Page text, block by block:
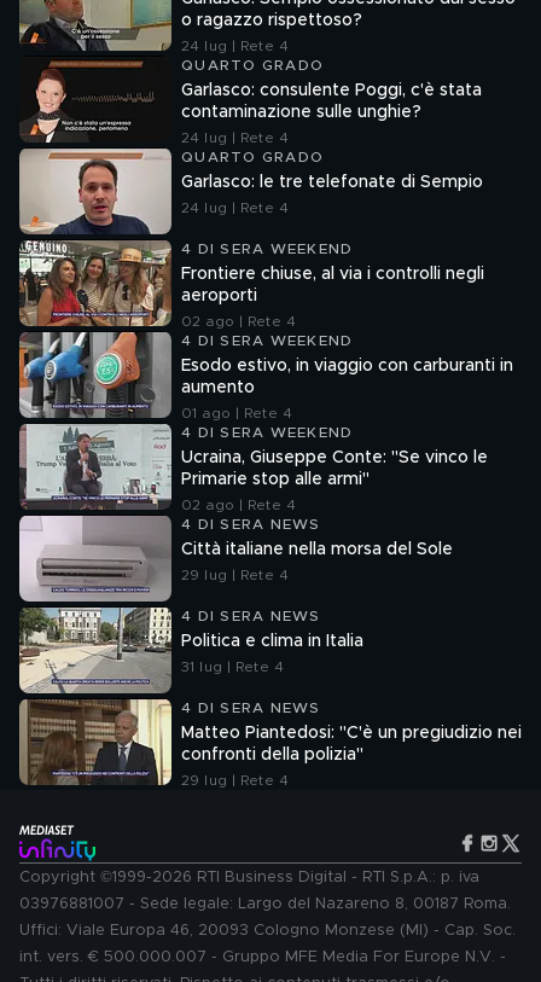
o ragazzo rispettoso?
24 lug | Rete 4
QUARTO GRADO
Garlasco: consulente Poggi, c'è stata
contaminazione sulle unghie?
24 lug | Rete 4
QUARTO GRADO
Garlasco: le tre telefonate di Sempio
24 lug | Rete 4
4 DI SERA WEEKEND
Frontiere chiuse, al via i controlli negli
aeroporti
02 ago | Rete 4
4 DI SERA WEEKEND
Esodo estivo, in viaggio con carburanti in
aumento
01 ago | Rete 4
4 DI SERA WEEKEND
Ucraina, Giuseppe Conte: "Se vinco le
Primarie stop alle armi"
02 ago | Rete 4
4 DI SERA NEWS
Città italiane nella morsa del Sole
29 lug | Rete 4
4 DI SERA NEWS
Politica e clima in Italia
31 lug | Rete 4
4 DI SERA NEWS
Matteo Piantedosi: "C'è un pregiudizio nei
confronti della polizia"
29 lug | Rete 4
Copyright ©1999-2026 RTI Business Digital - RTI S.p.A.: p. iva
03976881007 - Sede legale: Largo del Nazareno 8, 00187 Roma.
Uffici: Viale Europa 46, 20093 Cologno Monzese (MI) - Cap. Soc.
int. vers. € 500.000.007 - Gruppo MFE Media For Europe N.V. -